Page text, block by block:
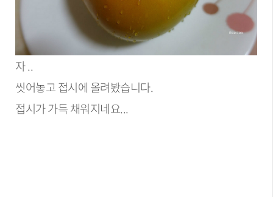
자 ..
씻어놓고 접시에 올려봤습니다.
접시가 가득 채워지네요...